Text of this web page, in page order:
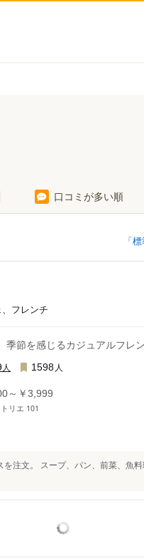
口コミが多い順
「
フレンチ
節を感じるカジュアルフレ
人 1598 人
～￥3,999
リエ 101
注文。 スープ、パン、前菜、魚